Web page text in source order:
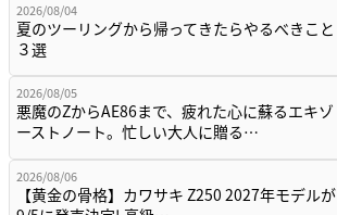
2026/08/04
夏のツーリングから帰ってきたらやるべきこと
３選
2026/08/05
悪魔のZからAE86まで、疲れた心に蘇るエキゾ
ーストノート。忙しい大人に贈る…
2026/08/06
【黄金の骨格】カワサキ Z250 2027年モデルが